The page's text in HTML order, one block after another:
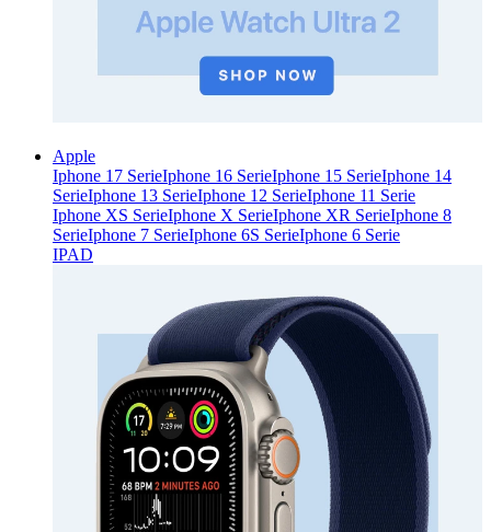
Apple
Iphone 17 SerieIphone 16 SerieIphone 15 SerieIphone 14
SerieIphone 13 SerieIphone 12 SerieIphone 11 Serie
Iphone XS SerieIphone X SerieIphone XR SerieIphone 8
SerieIphone 7 SerieIphone 6S SerieIphone 6 Serie
IPAD